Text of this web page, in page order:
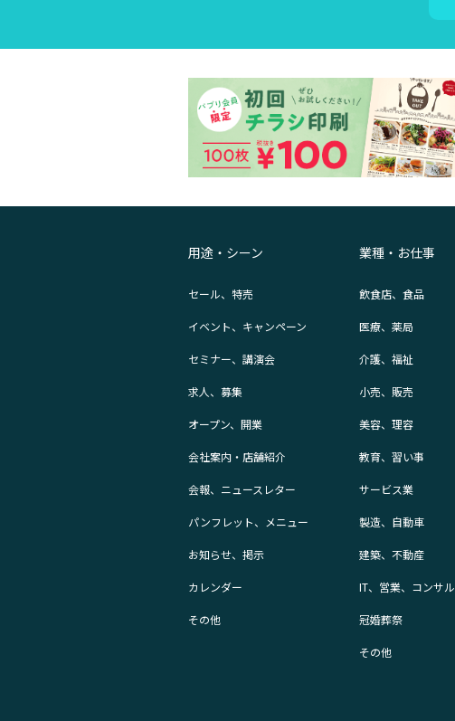
用途・シーン
セール、特売
イベント、キャンペーン
セミナー、講演会
求人、募集
オープン、開業
会社案内・店舗紹介
会報、ニュースレター
パンフレット、メニュー
お知らせ、掲示
カレンダー
その他
業種・お仕事
飲食店、食品
医療、薬局
介護、福祉
小売、販売
美容、理容
教育、習い事
サービス業
製造、自動車
建築、不動産
IT、営業、コンサル
冠婚葬祭
その他